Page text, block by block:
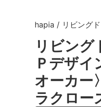
hapia / リビング
リビン
Ｐデザ
オーカ
ラクロー